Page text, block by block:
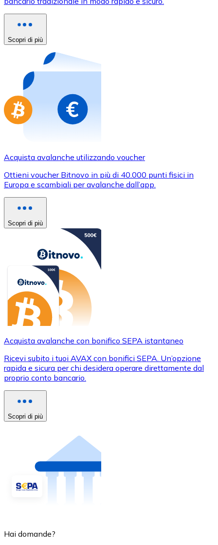
Acquista con carta
Acquista gift card dei tuoi marchi preferiti con
Vai al negozio di carte regalo
Scopri di più
Acquista avalanche utilizzando voucher
Ottieni voucher Bitnovo in più di 40.000 punti fisici in
Europa e scambiali per avalanche dall’app.
Scopri di più
Acquista avalanche con bonifico SEPA istantaneo
Ricevi subito i tuoi AVAX con bonifici SEPA. Un’opzione
rapida e sicura per chi desidera operare direttamente dal
proprio conto bancario.
Scopri di più
Hai domande?